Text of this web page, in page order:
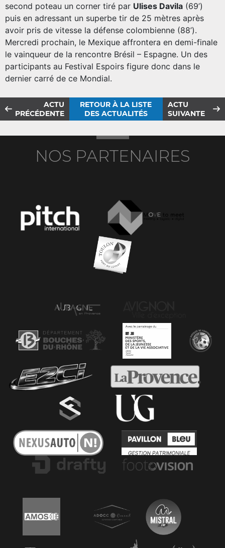
second poteau un corner tiré par Ulises Davila (69’)
puis en adressant un superbe tir de 25 mètres après
avoir pris de vitesse la défense colombienne (88’).
Mercredi prochain, le Mexique affrontera en demi-finale
le vainqueur de la rencontre Brésil – Espagne. Un des
participants au Festival Espoirs figure donc dans le
dernier carré de ce Mondial.
ACTU
PRÉCÉDENTE
RETOUR À LA LISTE
DES ACTUALITÉS
ACTU
SUIVANTE
NOS PARTENAIRES